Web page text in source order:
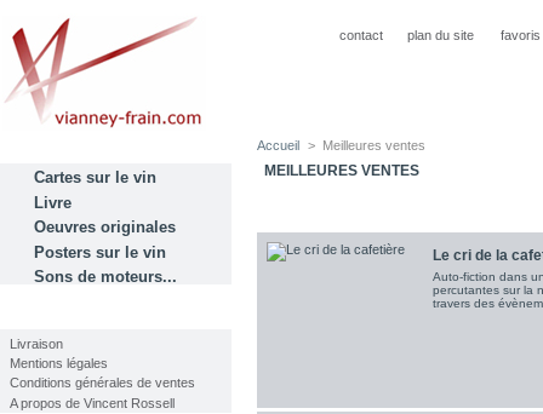
contact plan du site favoris
Cartes sur le vin
Livre
Oeuvres originales
Posters sur le vin
Sons de moteurs...
Livraison
Mentions légales
Conditions générales de ventes
A propos de Vincent Rossell
Accueil > Meilleures ventes
MEILLEURES VENTES
Le cri de la
Auto-fiction dans
percutantes sur la
travers des